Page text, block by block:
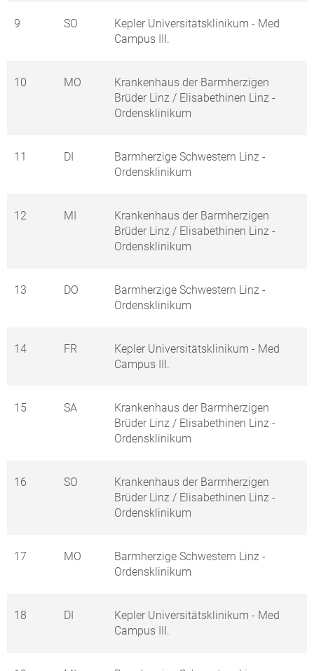
9 SO
Kepler Universitätsklinikum - Med
Campus III.
10 MO
Krankenhaus der Barmherzigen
Brüder Linz / Elisabethinen Linz -
Ordensklinikum
11 DI
Barmherzige Schwestern Linz -
Ordensklinikum
12 MI
Krankenhaus der Barmherzigen
Brüder Linz / Elisabethinen Linz -
Ordensklinikum
13 DO
Barmherzige Schwestern Linz -
Ordensklinikum
14 FR
Kepler Universitätsklinikum - Med
Campus III.
15 SA
Krankenhaus der Barmherzigen
Brüder Linz / Elisabethinen Linz -
Ordensklinikum
16 SO
Krankenhaus der Barmherzigen
Brüder Linz / Elisabethinen Linz -
Ordensklinikum
17 MO
Barmherzige Schwestern Linz -
Ordensklinikum
18 DI
Kepler Universitätsklinikum - Med
Campus III.